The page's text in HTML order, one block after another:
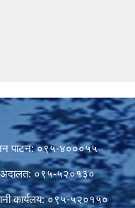
पाटन: ०९५-४०००५५
अदालत: ०९५-५२०१३०
कार्यलय: ०९५-५२०१५०